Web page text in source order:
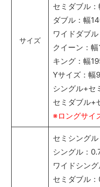
サイズ
セミダブル
ダブル：幅
ワイドダブ
クイーン：
キング：幅
Yサイズ：幅
シングル+セ
セミダブル+
※ロングサイ
セミシング
シングル：
ワイドシン
セミダブル